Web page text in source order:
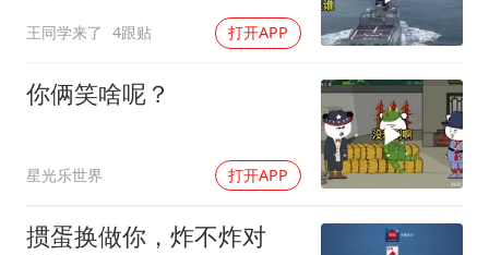
王同学来了 4跟贴 打开APP
你俩笑啥呢？
星光乐世界 打开APP
掼蛋换做你，炸不炸对